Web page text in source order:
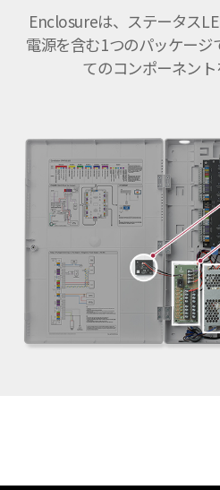
Enclosureは、ステータス
電源を含む1つのパッケージ
てのコンポーネント